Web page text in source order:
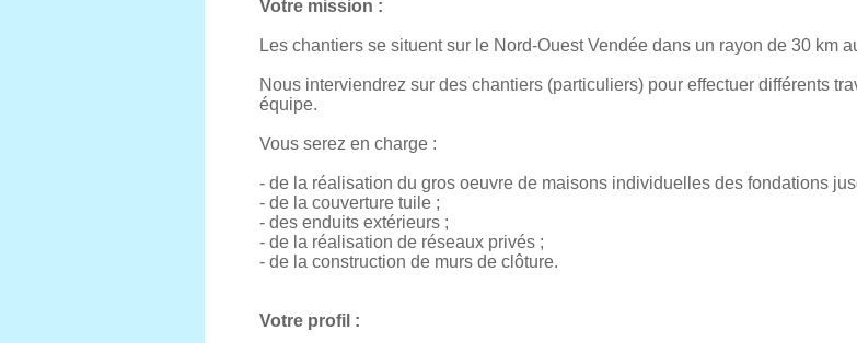
Votre mission :
Les chantiers se situent sur le Nord-Ouest Vendée dans un rayon de 30 km
Nous interviendrez sur des chantiers (particuliers) pour effectuer différents
équipe.
Vous serez en charge :
- de la réalisation du gros oeuvre de maisons individuelles des fondations
- de la couverture tuile ;
- des enduits extérieurs ;
- de la réalisation de réseaux privés ;
- de la construction de murs de clôture.
Votre profil :